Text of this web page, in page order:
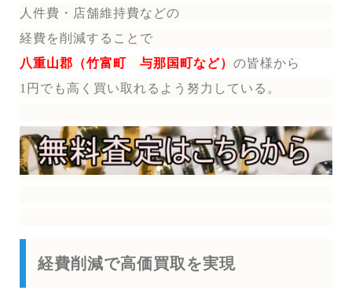
人件費・店舗維持費などの
経費を削減することで
八重山郡（竹富町 与那国町など） の皆様から
1円でも高く買い取れるよう努力している。
経費削減で高価買取を実現